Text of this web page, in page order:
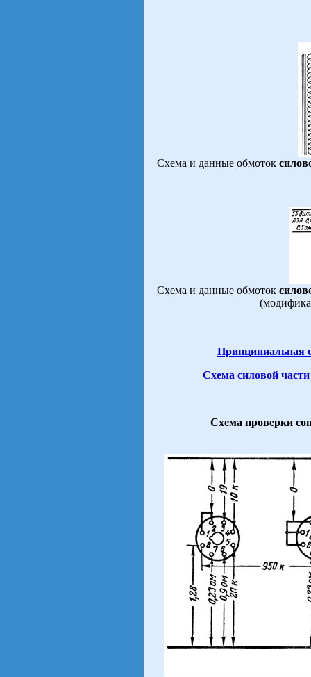
Схема и данные обмоток
Схема и данные обмоток
Принципиальная
Схема силовой
Схема проверки